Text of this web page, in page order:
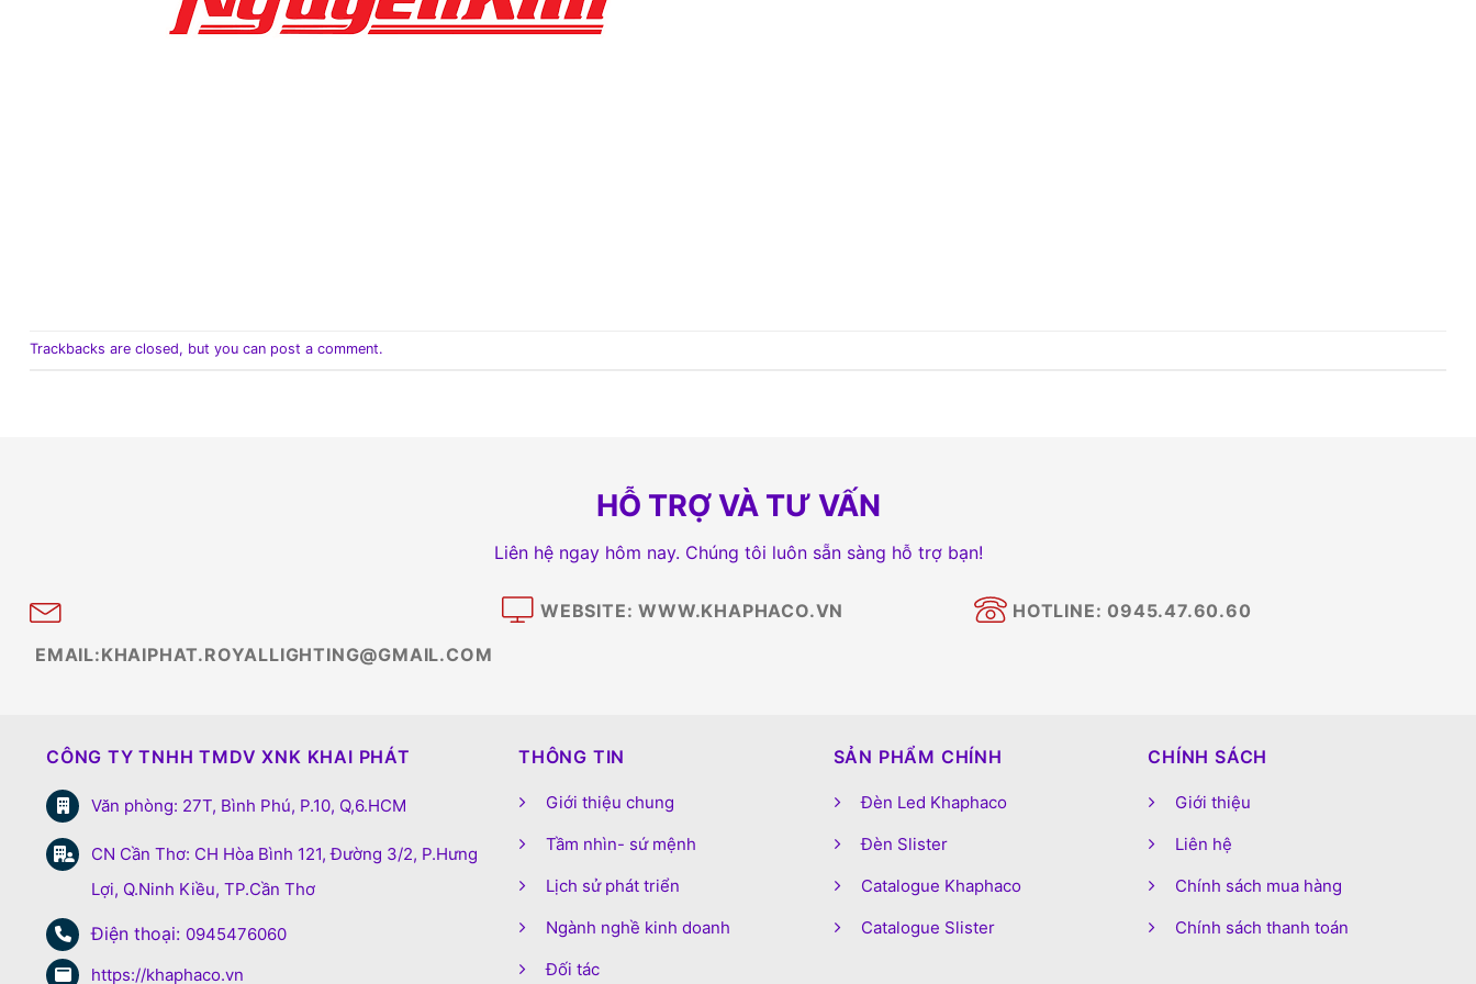
Trackbacks are closed, but you can post a comment.
HỖ TRỢ VÀ TƯ VẤN
Liên hệ ngay hôm nay. Chúng tôi luôn sẵn sàng hỗ trợ bạn!
EMAIL:KHAIPHAT.ROYALLIGHTING@GMAIL.COM
WEBSITE: WWW.KHAPHACO.VN HOTLINE: 0945.47.60.60
CÔNG TY TNHH TMDV XNK KHAI PHÁT
Văn phòng: 27T, Bình Phú, P.10, Q,6.HCM
CN Cần Thơ: CH Hòa Bình 121, Đường 3/2, P.Hưng
Lợi, Q.Ninh Kiều, TP.Cần Thơ
Điện thoại: 0945476060
https://khaphaco.vn
THÔNG TIN
Giới thiệu chung
Tầm nhìn- sứ mệnh
Lịch sử phát triển
Ngành nghề kinh doanh
Đối tác
SẢN PHẨM CHÍNH
Đèn Led Khaphaco
Đèn Slister
Catalogue Khaphaco
Catalogue Slister
CHÍNH SÁCH
Giới thiệu
Liên hệ
Chính sách mua hàng
Chính sách thanh toán